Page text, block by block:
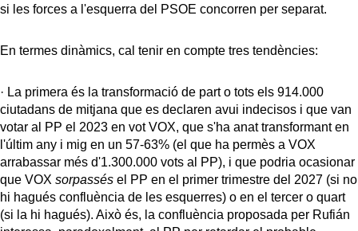
si les forces a l'esquerra del PSOE concorren per separat.
En termes dinàmics, cal tenir en compte tres tendències:
· La primera és la transformació de part o tots els 914.000
ciutadans de mitjana que es declaren avui indecisos i que van
votar al PP el 2023 en vot VOX, que s'ha anat transformant en
l'últim any i mig en un 57-63% (el que ha permès a VOX
arrabassar més d'1.300.000 vots al PP), i que podria ocasionar
que VOX sorpassés el PP en el primer trimestre del 2027 (si no
hi hagués confluència de les esquerres) o en el tercer o quart
(si la hi hagués). Això és, la confluència proposada per Rufián